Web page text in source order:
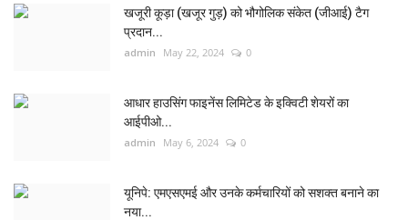
खजूरी कूड़ा (खजूर गुड़) को भौगोलिक संकेत (जीआई) टैग
प्रदान...
admin May 22, 2024 0
आधार हाउसिंग फाइनेंस लिमिटेड के इक्विटी शेयरों का
आईपीओ...
admin May 6, 2024 0
यूनिपे: एमएसएमई और उनके कर्मचारियों को सशक्त बनाने का
नया...